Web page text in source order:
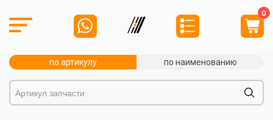
0
по артикулу по наименованию